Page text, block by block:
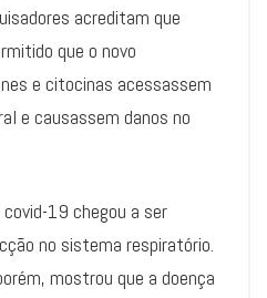
acreditam que
que o novo
e citocinas acessassem
e causassem danos no
19 chegou a ser
no sistema respiratório.
mostrou que a doença